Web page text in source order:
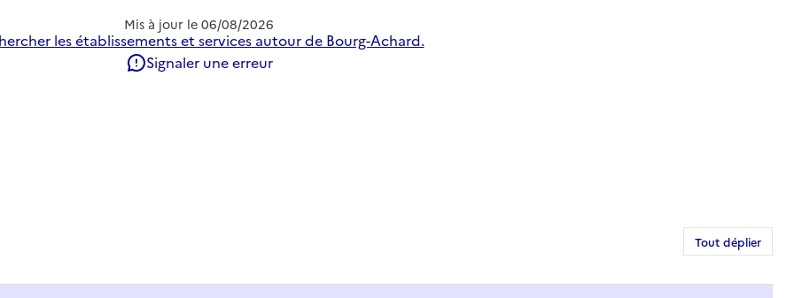
Mis à jour le 06/08/2026
les établissements et services autour de Bourg-Achard.
Signaler une erreur
Tout déplier